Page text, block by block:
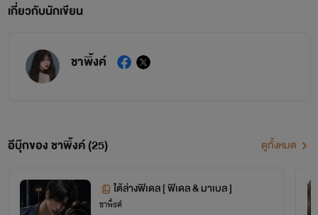
เกี่ยวกับนักเขียน
ชาพิ้งค์
อีบุ๊กของ ชาพิ้งค์ (25) ดูทั้งหมด
ใต้ล่างฟิเดล [ ฟิเดล & มาเบล ]
ชาพิ้งค์